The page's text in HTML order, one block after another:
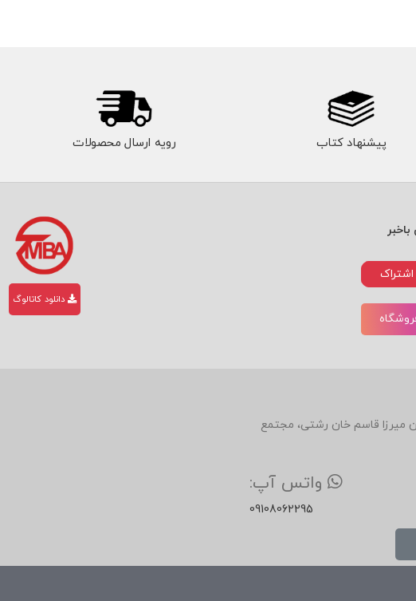
پیشنهاد کتاب رویه ارسال محصولات
اشتراک
دانلود کاتالوگ
روبروی رستوران میرزا قاسم خان رشتی، مجتمع
واتس آپ:
09108062295